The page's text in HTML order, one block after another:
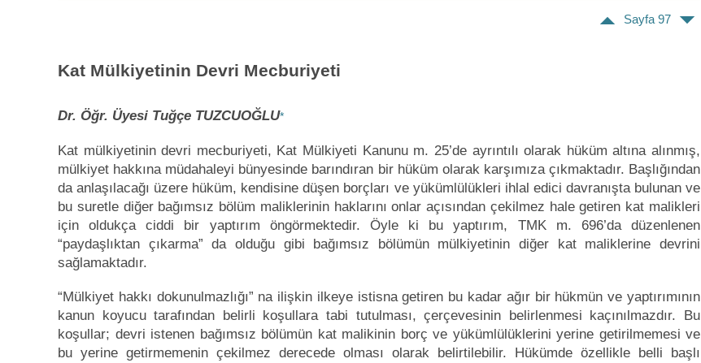
Sayfa 97
Kat Mülkiyetinin Devri Mecburiyeti
Dr. Öğr. Üyesi Tuğçe TUZCUOĞLU*
Kat mülkiyetinin devri mecburiyeti, Kat Mülkiyeti Kanunu m. 25’de ayrıntılı olarak hüküm altına alınmış,
mülkiyet hakkına müdahaleyi bünyesinde barındıran bir hüküm olarak karşımıza çıkmaktadır. Başlığından
da anlaşılacağı üzere hüküm, kendisine düşen borçları ve yükümlülükleri ihlal edici davranışta bulunan ve
bu suretle diğer bağımsız bölüm maliklerinin haklarını onlar açısından çekilmez hale getiren kat malikleri
için oldukça ciddi bir yaptırım öngörmektedir. Öyle ki bu yaptırım, TMK m. 696’da düzenlenen
“paydaşlıktan çıkarma” da olduğu gibi bağımsız bölümün mülkiyetinin diğer kat maliklerine devrini
sağlamaktadır.
“Mülkiyet hakkı dokunulmazlığı” na ilişkin ilkeye istisna getiren bu kadar ağır bir hükmün ve yaptırımının
kanun koyucu tarafından belirli koşullara tabi tutulması, çerçevesinin belirlenmesi kaçınılmazdır. Bu
koşullar; devri istenen bağımsız bölümün kat malikinin borç ve yükümlülüklerini yerine getirilmemesi ve
bu yerine getirmemenin çekilmez derecede olması olarak belirtilebilir. Hükümde özellikle belli başlı